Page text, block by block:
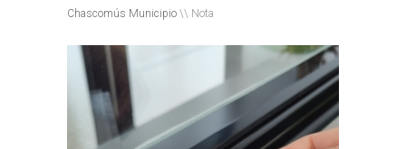
Chascomús Municipio \\ Nota